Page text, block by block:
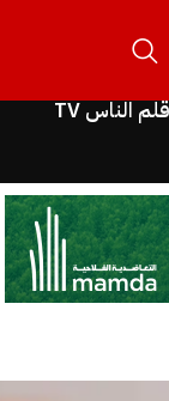
قلم الناس TV